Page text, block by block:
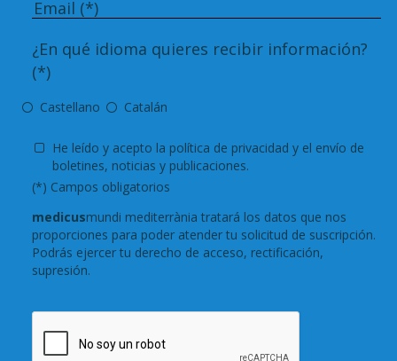
¿En qué idioma quieres recibir información?
(*)
Castellano Catalán
He leído y acepto la política de privacidad y el envío de
boletines, noticias y publicaciones.
(*) Campos obligatorios
medicusmundi mediterrània tratará los datos que nos
proporciones para poder atender tu solicitud de suscripción.
Podrás ejercer tu derecho de acceso, rectificación,
supresión.